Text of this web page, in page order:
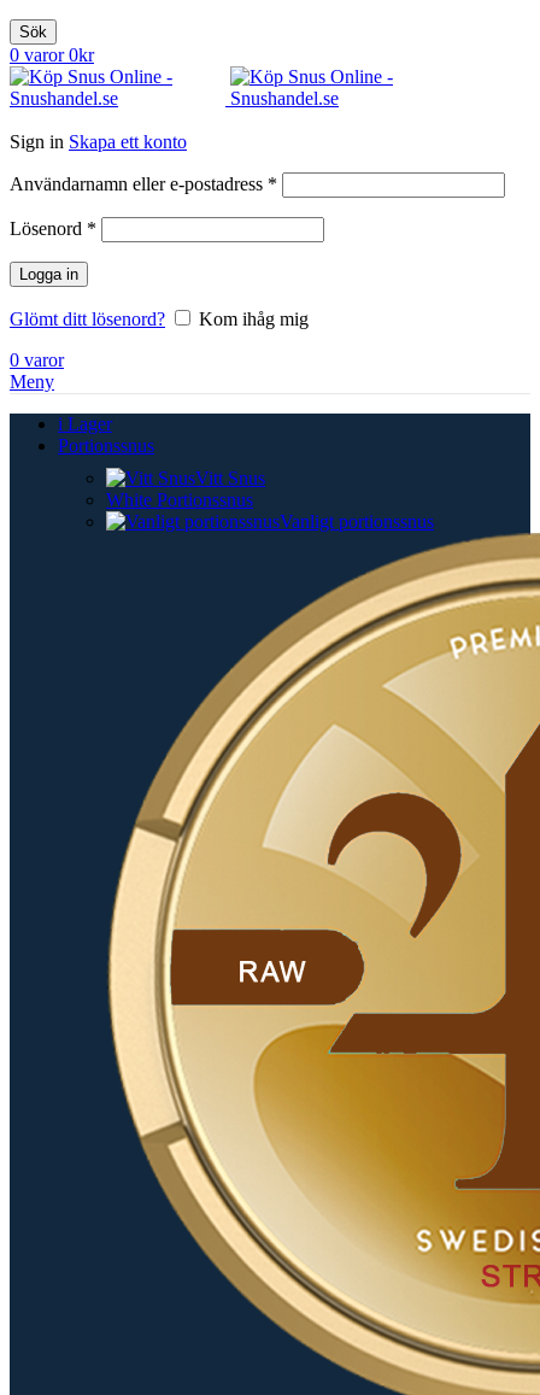
Sök
0 varor 0kr
Sign in Skapa ett konto
Användarnamn eller e-postadress *
Lösenord *
Logga in
Glömt ditt lösenord?
Kom ihåg mig
0 varor
Meny
i Lager
Portionssnus
Vitt Snus
White Portionssnus
Vanligt portionssnus